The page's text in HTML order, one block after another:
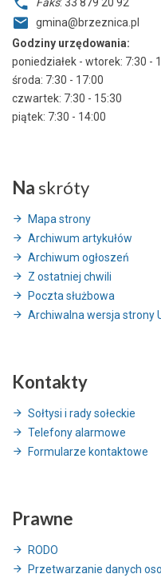
gmina@brzeznica.pl
Godziny urzędowania:
poniedziałek - wtorek: 7:30 -
środa: 7:30 - 17:00
czwartek: 7:30 - 15:30
piątek: 7:30 - 14:00
Na skróty
Mapa strony
Archiwum artykułów
Archiwum ogłoszeń
Z ostatniej chwili
Poczta służbowa
Archiwalna wersja strony
Kontakty
Sołtysi i rady sołeckie
Telefony alarmowe
Formularze kontaktowe
Prawne
RODO
Przetwarzanie danych